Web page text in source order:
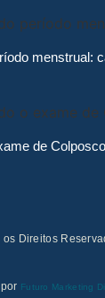
menstrual:
de
Direitos
Futuro Marketing